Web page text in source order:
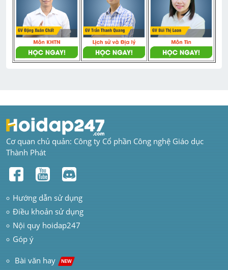
Cơ quan chủ quản: Công ty Cổ phần Công nghệ Giáo dục
Thành Phát
Hướng dẫn sử dụng
Điều khoản sử dụng
Nội quy hoidap247
Góp ý
Bài văn hay NEW